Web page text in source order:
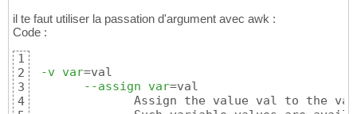
il te faut utiliser la passation d'argument avec awk :
Code :
1
2
3
4
-v var=val
--assign
var=val
Assign the value val to the